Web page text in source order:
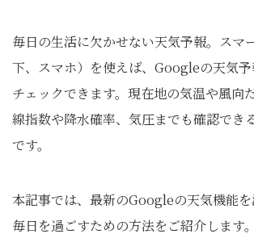
毎日の生活に欠かせない天気予報。スマ
下、スマホ）を使えば、Googleの天気
チェックできます。現在地の気温や風向
線指数や降水確率、気圧までも確認でき
です。
本記事では、最新のGoogleの天気機能
毎日を過ごすための方法をご紹介します。